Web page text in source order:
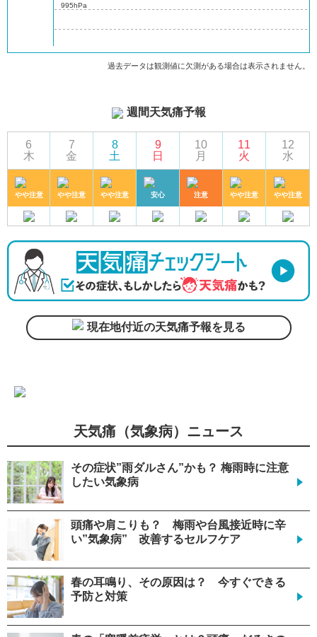
995hPa
過去データは観測値に欠測がある場合は表示されません。
週間天気痛予報
6
木
やや注意
7
金
やや注意
8
土
やや注意
9
日
安心
10
月
注意
11
火
やや注意
12
水
やや注意
現在地付近の天気痛予報を見る
天気痛（気象病）ニュース
その症状”雨ダルさん”かも？ 梅雨時に注意
したい気象病
頭痛や肩こりも？ 梅雨や台風接近時に辛
い”気象病” 改善するセルフケア
春の耳鳴り、その原因は？ 今すぐできる
予防と対策